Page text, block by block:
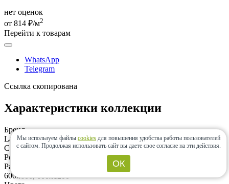
нет оценок
от 814 ₽/м2
Перейти к товарам
WhatsApp
Telegram
Ссылка скопирована
Характеристики коллекции
Бренд
Laparet
Страна
Россия
Размеры
600x600, 600x1200
Мы используем файлы cookies для повышения удобства работы пользователей
с сайтом. Продолжая использовать сайт вы даете свое согласие на эти действия.
ОК